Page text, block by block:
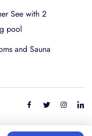
See with 2
pool
and Sauna